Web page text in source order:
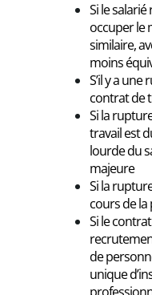
Si le
occuper le
similaire,
moins
S’il y a
contrat de
Si la
travail est
lourde du
majeure
Si la
cours de la
Si le
de
unique